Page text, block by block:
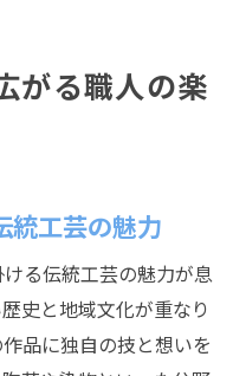
がる職人の楽
統工芸の魅力
る伝統工芸の魅力が息
史と地域文化が重なり
品に独自の技と想いを